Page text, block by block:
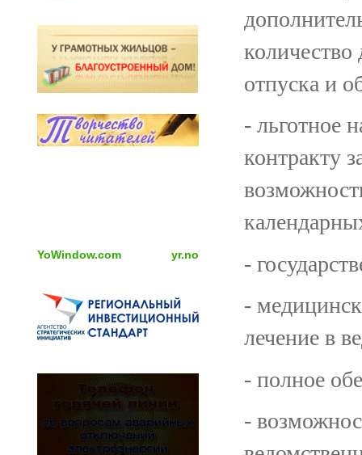
YoWindow.com yr.no
количество
отпуска и
- льготное
контракту
-
-
лечение в
- полное
-